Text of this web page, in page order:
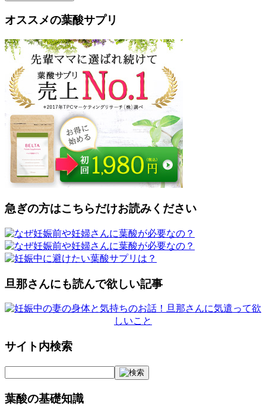
オススメの葉酸サプリ
急ぎの方はこちらだけお読みください
旦那さんにも読んで欲しい記事
サイト内検索
葉酸の基礎知識